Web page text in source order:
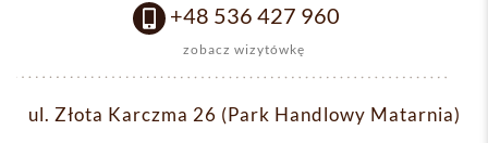
+48 536 427 960
zobacz wizytówkę
ul. Złota Karczma 26 (Park Handlowy Matarnia)